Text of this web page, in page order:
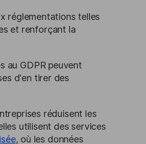
réglementations telles
et renforçant la
au GDPR peuvent
d'en tirer des
réduisent les
utilisent des services
, où les données